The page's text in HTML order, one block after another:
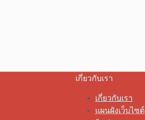
เกี่ยวกับเรา
เกี่ยวกับเรา
แผนผังเว็บไซต์